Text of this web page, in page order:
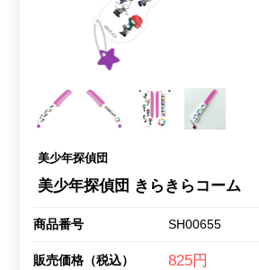
美少年探偵団
美少年探偵団 きらきらコーム
商品番号 SH00655
販売価格（税込） 825円